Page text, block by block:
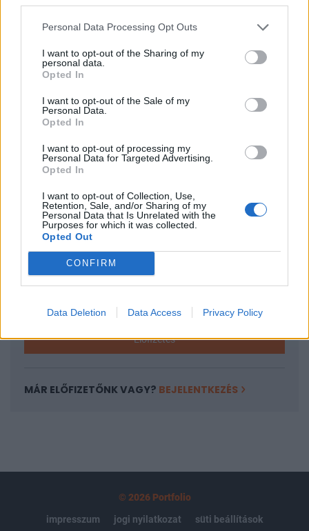
Personal Data Processing Opt Outs
I want to opt-out of the Sharing of my
personal data.
Opted In
I want to opt-out of the Sale of my
Personal Data.
Opted In
I want to opt-out of processing my
Personal Data for Targeted Advertising.
Opted In
I want to opt-out of Collection, Use,
Retention, Sale, and/or Sharing of my
Personal Data that Is Unrelated with the
Purposes for which it was collected.
Opted Out
CONFIRM
Data Deletion Data Access Privacy Policy
Ezért kellenek a megállapodások Olyan
vállalatcsoportokkal kötünk stratégiai megállapodást,
Magyarország innovációs kreatív központjának
emelkedését segíteni és amelyek segítenek minket abban,
sorolta fel a kormány legfontosabb céljait beszéde elején
Matolcsy György...
KEDVES OLVASÓNK!
A keresett cikk a portfolio.hu hírarchívumához
tartozik, melynek olvasása előfizetéses
regisztrációhoz kötött.
Az előfizetés a következőket tartalmazza:
Portfolio.hu teljes cikkarchívum
Kötéslisták: BÉT elmúlt 2 év napon belüli
Előfizetés
MÁR ELŐFIZETŐNK VAGY? BEJELENTKEZÉS
© 2026 Portfolio
impresszum
jogi nyilatkozat süti beállítások